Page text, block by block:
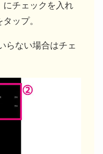
チェックを入れ
ップ。
らない場合はチェ